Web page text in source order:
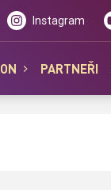
Instagram
PARTNEŘI